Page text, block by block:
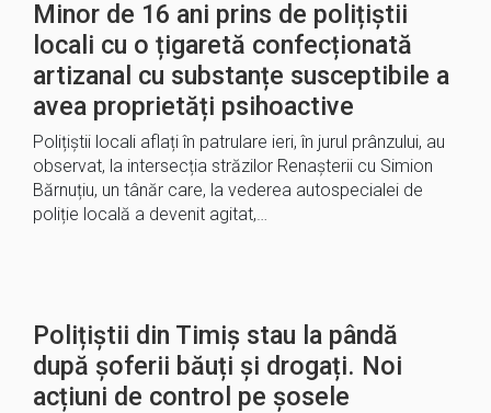
Minor de 16 ani prins de polițiștii
locali cu o țigaretă confecționată
artizanal cu substanțe susceptibile a
avea proprietăți psihoactive
Polițiștii locali aflați în patrulare ieri, în jurul prânzului, au
observat, la intersecția străzilor Renașterii cu Simion
Bărnuțiu, un tânăr care, la vederea autospecialei de
poliție locală a devenit agitat,…
Polițiștii din Timiș stau la pândă
după șoferii băuți și drogați. Noi
acțiuni de control pe șosele